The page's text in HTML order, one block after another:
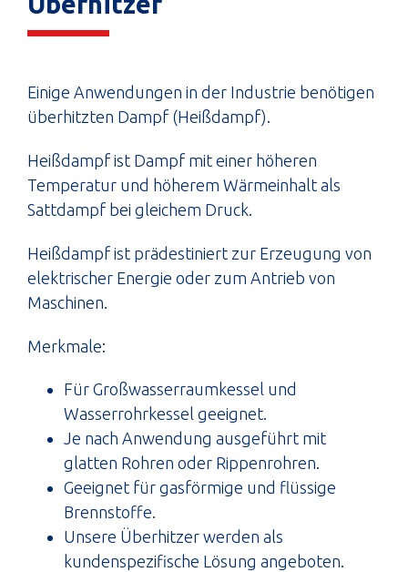
Einige Anwendungen in der Industrie benötigen
überhitzten Dampf (Heißdampf).
Heißdampf ist Dampf mit einer höheren
Temperatur und höherem Wärmeinhalt als
Sattdampf bei gleichem Druck.
Heißdampf ist prädestiniert zur Erzeugung von
elektrischer Energie oder zum Antrieb von
Maschinen.
Merkmale:
Für Großwasserraumkessel und
Wasserrohrkessel geeignet.
Je nach Anwendung ausgeführt mit
glatten Rohren oder Rippenrohren.
Geeignet für gasförmige und flüssige
Brennstoffe.
Unsere Überhitzer werden als
kundenspezifische Lösung angeboten.